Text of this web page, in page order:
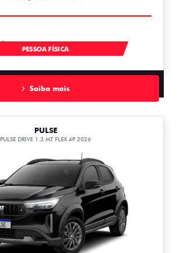
À VISTA POR R$ 109.990,00
PESSOA FÍSICA
Saiba mais
PULSE
PULSE DRIVE 1.3 MT FLEX 4P 2026